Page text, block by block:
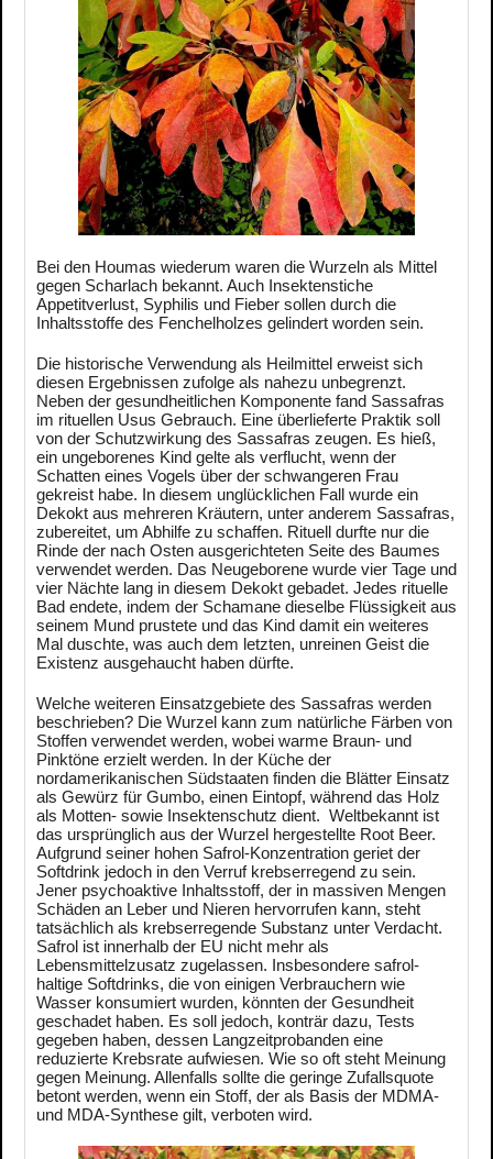
Bei den Houmas wiederum waren die Wurzeln als Mittel
gegen Scharlach bekannt. Auch Insektenstiche
Appetitverlust, Syphilis und Fieber sollen durch die
Inhaltsstoffe des Fenchelholzes gelindert worden sein.
Die historische Verwendung als Heilmittel erweist sich
diesen Ergebnissen zufolge als nahezu unbegrenzt.
Neben der gesundheitlichen Komponente fand Sassafras
im rituellen Usus Gebrauch. Eine überlieferte Praktik soll
von der Schutzwirkung des Sassafras zeugen. Es hieß,
ein ungeborenes Kind gelte als verflucht, wenn der
Schatten eines Vogels über der schwangeren Frau
gekreist habe. In diesem unglücklichen Fall wurde ein
Dekokt aus mehreren Kräutern, unter anderem Sassafras,
zubereitet, um Abhilfe zu schaffen. Rituell durfte nur die
Rinde der nach Osten ausgerichteten Seite des Baumes
verwendet werden. Das Neugeborene wurde vier Tage und
vier Nächte lang in diesem Dekokt gebadet. Jedes rituelle
Bad endete, indem der Schamane dieselbe Flüssigkeit aus
seinem Mund prustete und das Kind damit ein weiteres
Mal duschte, was auch dem letzten, unreinen Geist die
Existenz ausgehaucht haben dürfte.
Welche weiteren Einsatzgebiete des Sassafras werden
beschrieben? Die Wurzel kann zum natürliche Färben von
Stoffen verwendet werden, wobei warme Braun- und
Pinktöne erzielt werden. In der Küche der
nordamerikanischen Südstaaten finden die Blätter Einsatz
als Gewürz für Gumbo, einen Eintopf, während das Holz
als Motten- sowie Insektenschutz dient. Weltbekannt ist
das ursprünglich aus der Wurzel hergestellte Root Beer.
Aufgrund seiner hohen Safrol-Konzentration geriet der
Softdrink jedoch in den Verruf krebserregend zu sein.
Jener psychoaktive Inhaltsstoff, der in massiven Mengen
Schäden an Leber und Nieren hervorrufen kann, steht
tatsächlich als krebserregende Substanz unter Verdacht.
Safrol ist innerhalb der EU nicht mehr als
Lebensmittelzusatz zugelassen. Insbesondere safrol-
haltige Softdrinks, die von einigen Verbrauchern wie
Wasser konsumiert wurden, könnten der Gesundheit
geschadet haben. Es soll jedoch, konträr dazu, Tests
gegeben haben, dessen Langzeitprobanden eine
reduzierte Krebsrate aufwiesen. Wie so oft steht Meinung
gegen Meinung. Allenfalls sollte die geringe Zufallsquote
betont werden, wenn ein Stoff, der als Basis der MDMA-
und MDA-Synthese gilt, verboten wird.